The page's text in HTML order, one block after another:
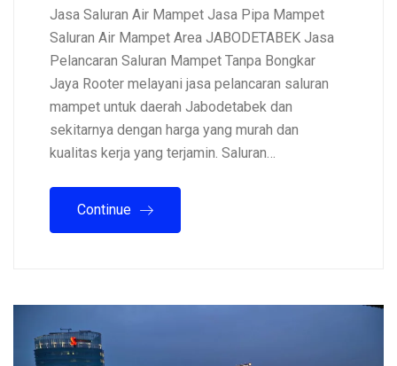
Jasa Saluran Air Mampet Jasa Pipa Mampet
Saluran Air Mampet Area JABODETABEK Jasa
Pelancaran Saluran Mampet Tanpa Bongkar
Jaya Rooter melayani jasa pelancaran saluran
mampet untuk daerah Jabodetabek dan
sekitarnya dengan harga yang murah dan
kualitas kerja yang terjamin. Saluran…
Continue